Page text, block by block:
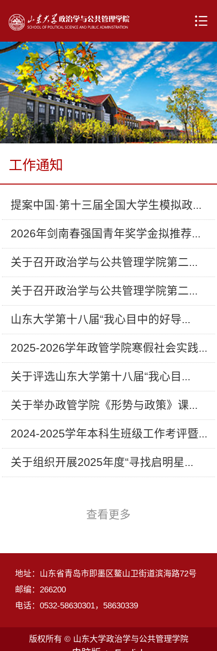
工作通知
提案中国·第十三届全国大学生模拟政...
2026年剑南春强国青年奖学金拟推荐...
关于召开政治学与公共管理学院第二...
关于召开政治学与公共管理学院第二...
山东大学第十八届“我心目中的好导...
2025-2026学年政管学院寒假社会实践...
关于评选山东大学第十八届“我心目...
关于举办政管学院《形势与政策》课...
2024-2025学年本科生班级工作考评暨...
关于组织开展2025年度“寻找启明星...
查看更多
地址：山东省青岛市即墨区鳌山卫街道滨海路72号
邮编：266200
电话：0532-58630301，58630339
版权所有 © 山东大学政治学与公共管理学院